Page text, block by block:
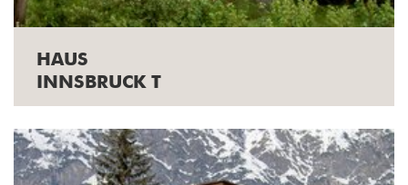
HAUS
INNSBRUCK T